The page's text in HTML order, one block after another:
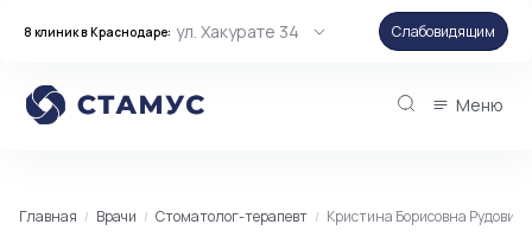
8 клиник в Краснодаре: ул. Хакурате 34 Слабовидящим
Меню
Главная Врачи Стоматолог-терапевт Кристина Борисовна Рудович